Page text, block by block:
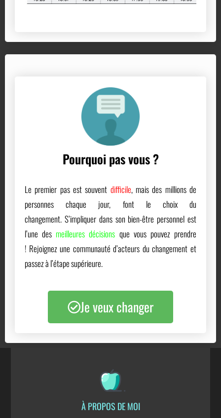
Pourquoi pas vous ?
Le premier pas est souvent difficile, mais des millions de
personnes chaque jour, font le choix du
changement. S’impliquer dans son bien-être personnel est
l’une des meilleures décisions que vous pouvez prendre
! Rejoignez une communauté d’acteurs du changement et
passez à l’étape supérieure.
Je veux changer
À PROPOS DE MOI